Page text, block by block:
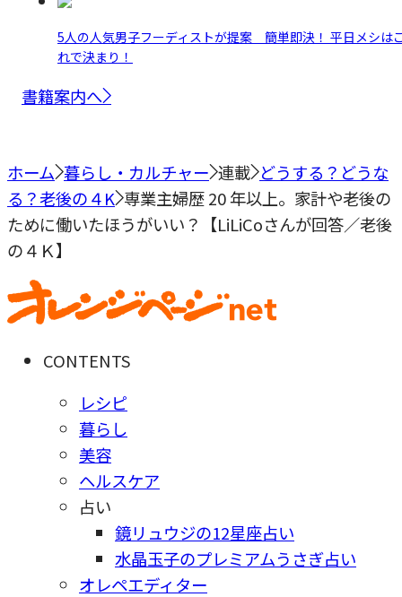
5人の人気男子フーディストが提案 簡単即決！ 平日メシは
れで決まり！
書籍案内へ
ホーム 暮らし・カルチャー 連載 どうする？どうな
る？老後の４K 専業主婦歴 20 年以上。家計や老後の
ために働いたほうがいい？【LiLiCoさんが回答／老後
の４Ｋ】
CONTENTS
レシピ
暮らし
美容
ヘルスケア
占い
鏡リュウジの12星座占い
水晶玉子のプレミアムうさぎ占い
オレペエディター